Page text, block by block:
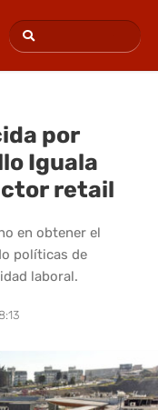
por
Iguala
retail
en obtener el
políticas de
laboral.